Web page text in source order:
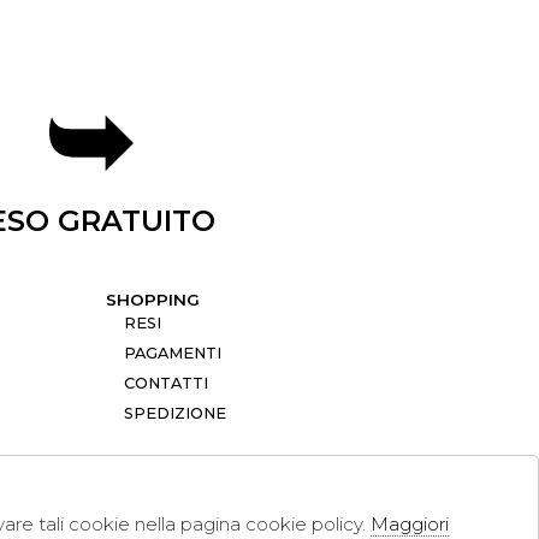
GRATUITO
SHOPPING
RESI
PAGAMENTI
CONTATTI
SPEDIZIONE
tali cookie nella pagina cookie policy. Maggiori